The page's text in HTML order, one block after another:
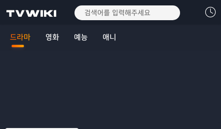
드라마 영화 예능 애니